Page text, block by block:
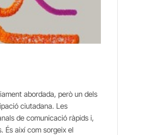
abordada, però un dels
ciutadana. Les
de comunicació ràpids i,
És així com sorgeix el